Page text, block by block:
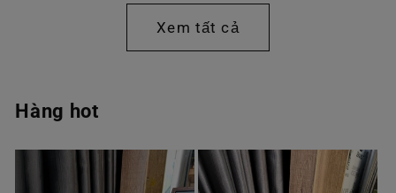
thường
Xem tất cả
Hàng hot